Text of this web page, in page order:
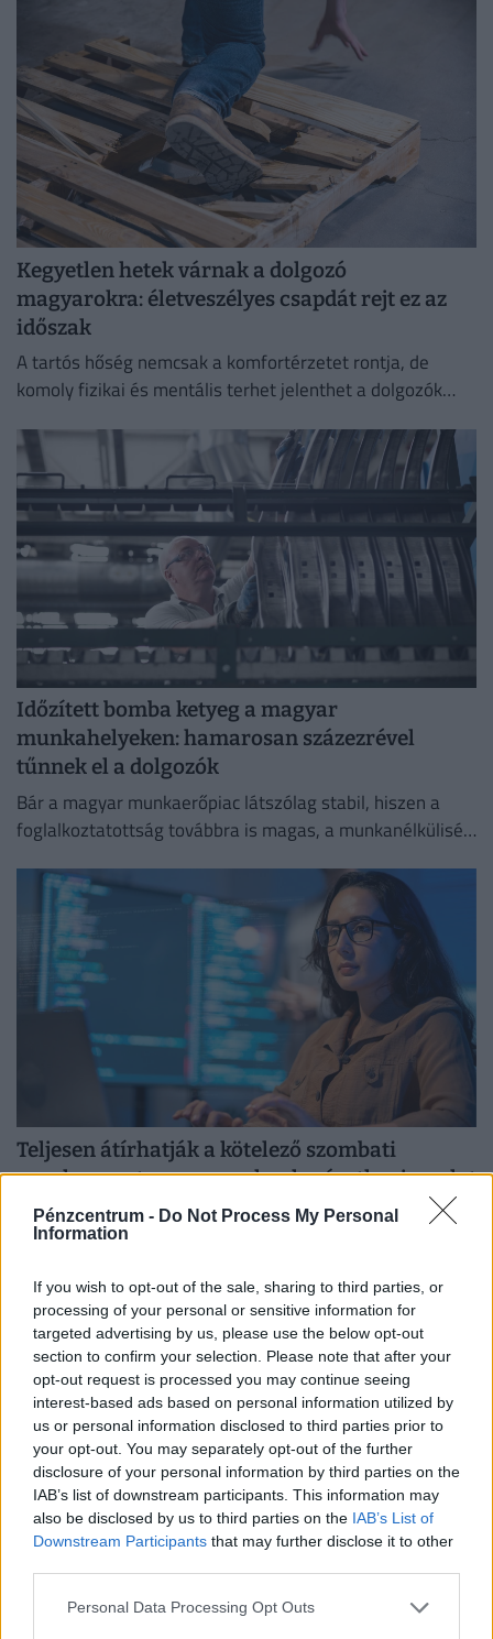
Pénzcentrum - Do Not Process My Personal
Information
If you wish to opt-out of the sale, sharing to third parties, or
processing of your personal or sensitive information for
targeted advertising by us, please use the below opt-out
section to confirm your selection. Please note that after your
opt-out request is processed you may continue seeing
interest-based ads based on personal information utilized by
us or personal information disclosed to third parties prior to
your opt-out. You may separately opt-out of the further
disclosure of your personal information by third parties on the
IAB’s list of downstream participants. This information may
also be disclosed by us to third parties on the IAB’s List of
Downstream Participants that may further disclose it to other
Personal Data Processing Opt Outs
Kegyetlen hetek várnak a dolgozó
magyarokra: életveszélyes csapdát rejt ez az
időszak
A tartós hőség nemcsak a komfortérzetet rontja, de
komoly fizikai és mentális terhet jelenthet a dolgozók
Időzített bomba ketyeg a magyar
munkahelyeken: hamarosan százezrével
tűnnek el a dolgozók
Bár a magyar munkaerőpiac látszólag stabil, hiszen a
foglalkoztatottság továbbra is magas, a munkanélküliség
Teljesen átírhatják a kötelező szombati
munkanapot a magyaroknak: váratlan javaslat
érkezett
Átfogó javaslatcsomagot dolgozott ki a Magyar
működőképességének megőrzése és az energiaválság
kezelése érdekében.
vállalatnál: sok álláshoz még tapasztalat sem